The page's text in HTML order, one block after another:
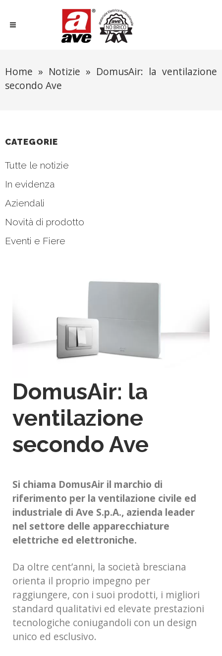
Home » Notizie » DomusAir: la ventilazione
secondo Ave
CATEGORIE
Tutte le notizie
In evidenza
Aziendali
Novità di prodotto
Eventi e Fiere
DomusAir: la
ventilazione
secondo Ave
Si chiama DomusAir il marchio di
riferimento per la ventilazione civile ed
industriale di Ave S.p.A., azienda leader
nel settore delle apparecchiature
elettriche ed elettroniche.
Da oltre cent’anni, la società bresciana
orienta il proprio impegno per
raggiungere, con i suoi prodotti, i migliori
standard qualitativi ed elevate prestazioni
tecnologiche coniugandoli con un design
unico ed esclusivo.